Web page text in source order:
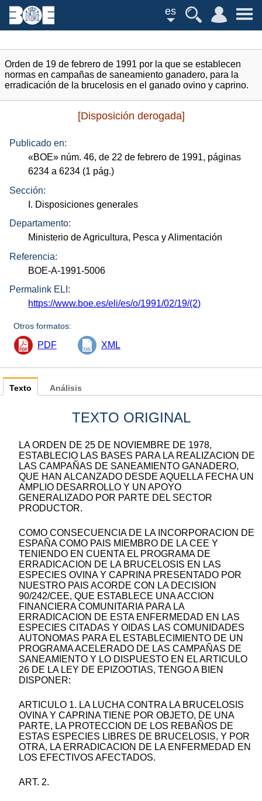
es
Orden de 19 de febrero de 1991 por la que se establecen
normas en campañas de saneamiento ganadero, para la
erradicación de la brucelosis en el ganado ovino y caprino.
[Disposición derogada]
Publicado en:
«BOE» núm. 46, de 22 de febrero de 1991, páginas
6234 a 6234 (1 pág.)
Sección:
I. Disposiciones generales
Departamento:
Ministerio de Agricultura, Pesca y Alimentación
Referencia:
BOE-A-1991-5006
Permalink ELI:
https://www.boe.es/eli/es/o/1991/02/19/(2)
Otros formatos:
PDF XML
Texto
TEXTO ORIGINAL
LA ORDEN DE 25 DE NOVIEMBRE DE 1978,
ESTABLECIO LAS BASES PARA LA REALIZACION DE
LAS CAMPAÑAS DE SANEAMIENTO GANADERO,
QUE HAN ALCANZADO DESDE AQUELLA FECHA UN
AMPLIO DESARROLLO Y UN APOYO
GENERALIZADO POR PARTE DEL SECTOR
PRODUCTOR.
COMO CONSECUENCIA DE LA INCORPORACION DE
ESPAÑA COMO PAIS MIEMBRO DE LA CEE Y
TENIENDO EN CUENTA EL PROGRAMA DE
ERRADICACION DE LA BRUCELOSIS EN LAS
ESPECIES OVINA Y CAPRINA PRESENTADO POR
NUESTRO PAIS ACORDE CON LA DECISION
90/242/CEE, QUE ESTABLECE UNA ACCION
FINANCIERA COMUNITARIA PARA LA
ERRADICACION DE ESTA ENFERMEDAD EN LAS
ESPECIES CITADAS Y OIDAS LAS COMUNIDADES
AUTONOMAS PARA EL ESTABLECIMIENTO DE UN
PROGRAMA ACELERADO DE LAS CAMPAÑAS DE
SANEAMIENTO Y LO DISPUESTO EN EL ARTICULO
26 DE LA LEY DE EPIZOOTIAS, TENGO A BIEN
DISPONER:
ARTICULO 1. LA LUCHA CONTRA LA BRUCELOSIS
OVINA Y CAPRINA TIENE POR OBJETO, DE UNA
PARTE, LA PROTECCION DE LOS REBAÑOS DE
ESTAS ESPECIES LIBRES DE BRUCELOSIS, Y POR
OTRA, LA ERRADICACION DE LA ENFERMEDAD EN
LOS EFECTIVOS AFECTADOS.
ART. 2.
Análisis